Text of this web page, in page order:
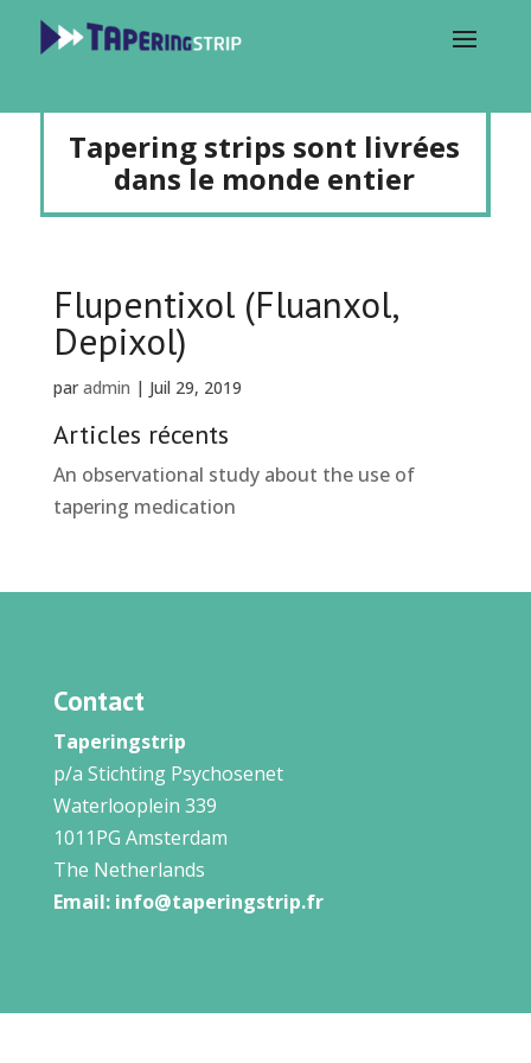
Tapering strips sont livrées
dans le monde entier
Flupentixol (Fluanxol,
Depixol)
paradmin | Juil 29, 2019
Articles récents
An observational study about the use of
tapering medication
Contact
Taperingstrip
p/a Stichting Psychosenet
Waterlooplein 339
1011PG Amsterdam
The Netherlands
Email: info@taperingstrip.fr